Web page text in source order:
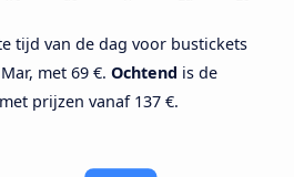
tijd van de dag voor bustickets
met 69 €. Ochtend is de
prijzen vanaf 137 €.